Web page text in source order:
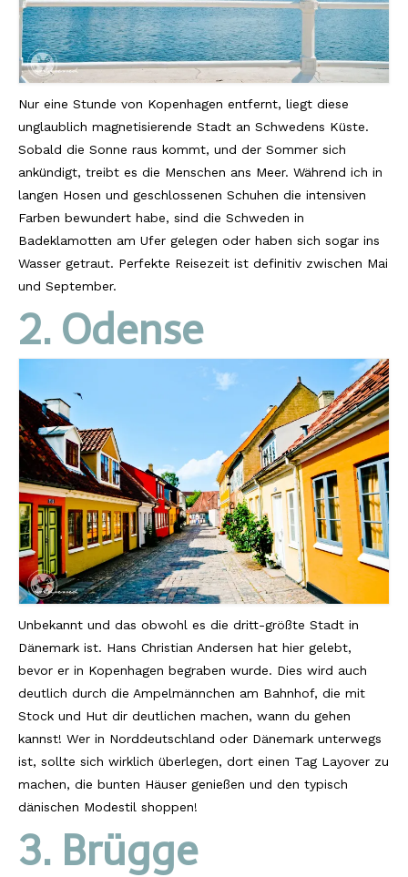
Food
Food Guide
Ausserdem
Photos
Videos
Tips
#Worldsessedin
Blog
Lissabon Kolumne
Poster
Nur eine Stunde von Kopenhagen entfernt, liegt diese
unglaublich magnetisierende Stadt an Schwedens Küste.
Sobald die Sonne raus kommt, und der Sommer sich
ankündigt, treibt es die Menschen ans Meer. Während ich in
langen Hosen und geschlossenen Schuhen die intensiven
Farben bewundert habe, sind die Schweden in
Badeklamotten am Ufer gelegen oder haben sich sogar ins
Wasser getraut. Perfekte Reisezeit ist definitiv zwischen Mai
und September.
2. Odense
Unbekannt und das obwohl es die dritt-größte Stadt in
Dänemark ist. Hans Christian Andersen hat hier gelebt,
bevor er in Kopenhagen begraben wurde. Dies wird auch
deutlich durch die Ampelmännchen am Bahnhof, die mit
Stock und Hut dir deutlichen machen, wann du gehen
kannst! Wer in Norddeutschland oder Dänemark unterwegs
ist, sollte sich wirklich überlegen, dort einen Tag Layover zu
machen, die bunten Häuser genießen und den typisch
dänischen Modestil shoppen!
3. Brügge